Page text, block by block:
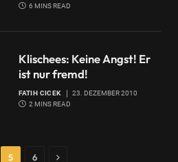
6 MINS READ
Klischees: Keine Angst! Er
ist nur fremd!
FATIH CICEK
23. DEZEMBER 2010
2 MINS READ
5 6 Next